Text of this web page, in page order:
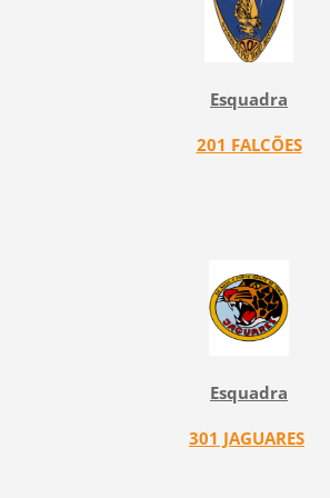
Esquadra
201 FALCÕES
Esquadra
301 JAGUARES